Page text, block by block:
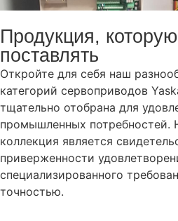
Продукция,
поставлять
Откройте для себя наш
категорий сервоприводов
тщательно отобрана для
промышленных потребностей.
коллекция является
приверженности
специализированного
точностью.